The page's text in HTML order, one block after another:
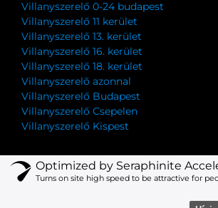
Villanyszerelő 0-24 budapest
Villanyszerelő 11 kerület
Villanyszerelő 13. kerület
Villanyszerelő 16. kerület
Villanyszerelő 18. kerület
Villanyszerelő azonnal
Villanyszerelő Budapest
Villanyszerelő Csepelen
Villanyszerelő Kispest
Optimized by Seraphinite
Turns on site high speed to be attractive for